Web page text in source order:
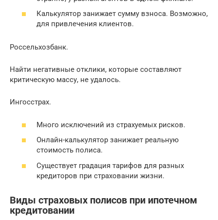
Калькулятор занижает сумму взноса. Возможно,
для привлечения клиентов.
Россельхозбанк.
Найти негативные отклики, которые составляют
критическую массу, не удалось.
Ингосстрах.
Много исключений из страхуемых рисков.
Онлайн-калькулятор занижает реальную
стоимость полиса.
Существует градация тарифов для разных
кредиторов при страховании жизни.
Виды страховых полисов при ипотечном
кредитовании